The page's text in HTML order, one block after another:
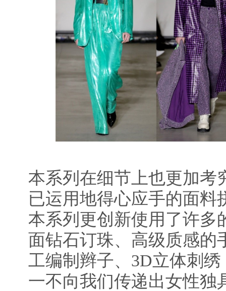
本系列在细节上也更加
已运用地得心应手的面料
本系列更创新使用了许多
面钻石订珠、高级质感的
工编制辫子、3D立体刺
一不向我们传递出女性独